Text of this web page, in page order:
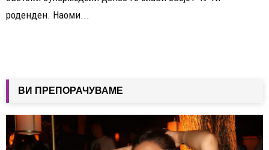
роденден. Наоми...
ВИ ПРЕПОРАЧУВАМЕ